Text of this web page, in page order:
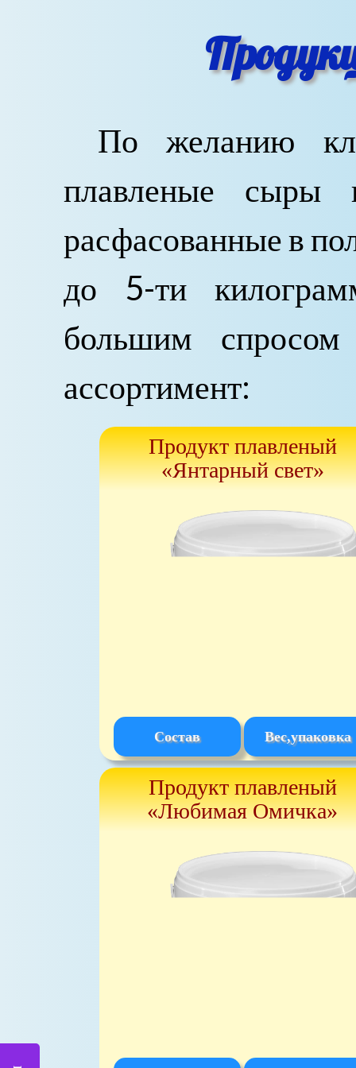
По желанию
плавленые сыры
расфасованные в
до 5-ти
большим спросом
ассортимент:
Продукт плавленый
«Янтарный свет»
Состав Вес,упаковка
Продукт плавленый
«Любимая Омичка»